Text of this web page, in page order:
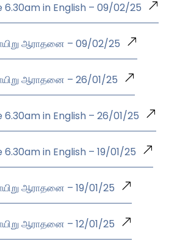
6.30am in English – 09/02/25
ஆராதனை – 09/02/25
ஆராதனை – 26/01/25
6.30am in English – 26/01/25
in English – 19/01/25
ஆராதனை – 19/01/25
ஆராதனை – 12/01/25